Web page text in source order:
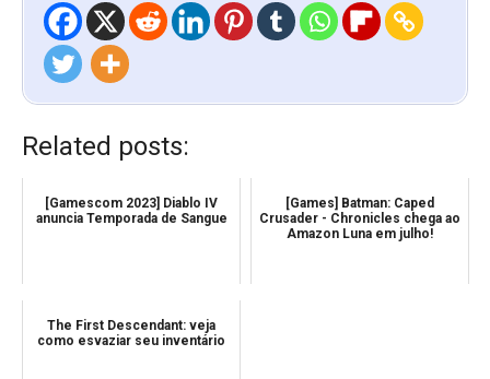
Related posts:
[Gamescom 2023] Diablo IV
anuncia Temporada de Sangue
[Games] Batman: Caped
Crusader - Chronicles chega ao
Amazon Luna em julho!
The First Descendant: veja
como esvaziar seu inventário